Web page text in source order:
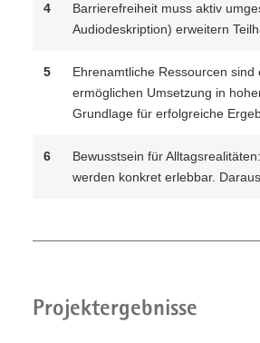
4
Barrierefreiheit muss aktiv
Audiodeskription) erweitern
5
Ehrenamtliche Ressourcen
ermöglichen Umsetzung in
Grundlage für erfolgreiche
6
Bewusstsein für
werden konkret erlebbar.
Projektergebnisse